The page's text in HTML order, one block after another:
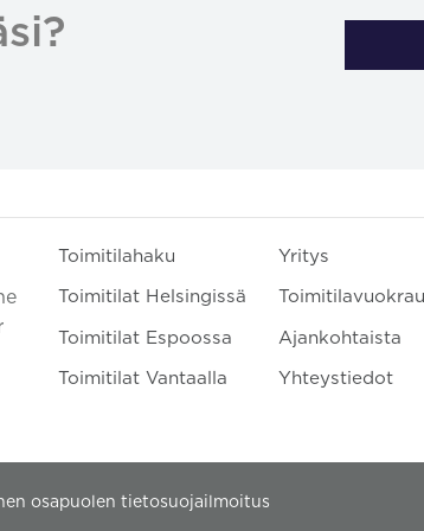
Toimitilahaku
Toimitilat Helsingissä
Toimitilat Espoossa
Toimitilat Vantaalla
Yritys
Ajankohtaista
Yhteystiedot
osapuolen tietosuojailmoitus